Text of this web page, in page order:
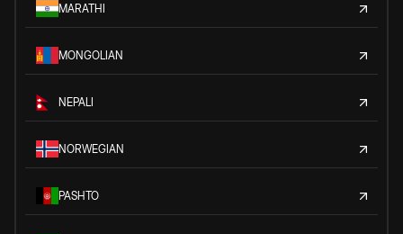
MARATHI
MONGOLIAN
NEPALI
NORWEGIAN
PASHTO